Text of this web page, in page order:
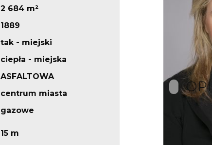
2 684 m²
1889
tak - miejski
ciepła - miejska
ASFALTOWA
centrum miasta
gazowe
15 m